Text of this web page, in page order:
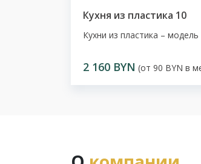
Кухня из пластика 10
Кухни из пластика – модель
2 160 BYN (от 90 BYN в